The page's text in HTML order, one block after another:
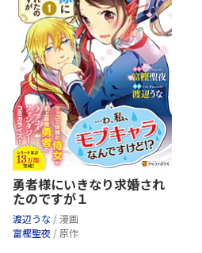
勇者様にいきなり求婚され
たのですが１
渡辺うな / 漫画
富樫聖夜 / 原作